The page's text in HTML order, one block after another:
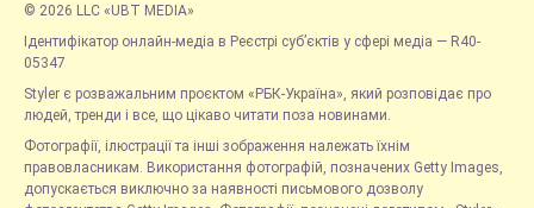
© 2026 LLC «UBT MEDIA»
Ідентифікатор онлайн-медіа в Реєстрі суб’єктів у сфері медіа — R40-
05347
Styler є розважальним проєктом «РБК-Україна», який розповідає про
людей, тренди і все, що цікаво читати поза новинами.
Фотографії, ілюстрації та інші зображення належать їхнім
правовласникам. Використання фотографій, позначених Getty Images,
допускається виключно за наявності письмового дозволу